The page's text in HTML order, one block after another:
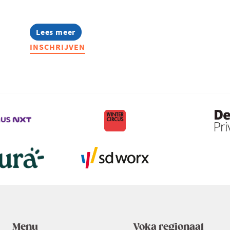
Lees meer
about
Inspiratielunch
voor
INSCHRIJVEN
Menu Voka regionaal